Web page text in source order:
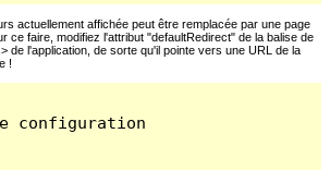
actuellement affichée peut être remplacée par une page
ce faire, modifiez l'attribut "defaultRedirect" de la balise de
de l'application, de sorte qu'il pointe vers une URL de la
!
configuration